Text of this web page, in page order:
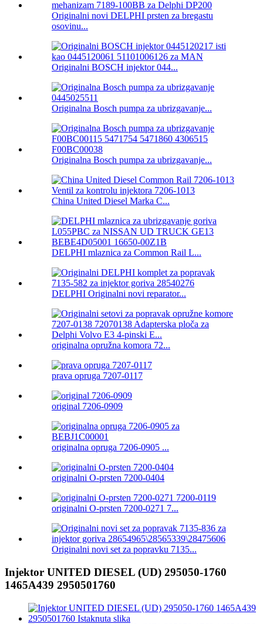
Originalni novi DELPHI prsten za bregastu
osovinu...
Originalni BOSCH injektor 044...
Originalna Bosch pumpa za ubrizgavanje...
Originalna Bosch pumpa za ubrizgavanje...
China United Diesel Marka C...
DELPHI mlaznica za Common Rail L...
DELPHI Originalni novi reparator...
originalna opružna komora 72...
prava opruga 7207-0117
original 7206-0909
originalna opruga 7206-0905 ...
originalni O-prsten 7200-0404
originalni O-prsten 7200-0271 7...
Originalni novi set za popravku 7135...
Injektor UNITED DIESEL (UD) 295050-1760
1465A439 2950501760